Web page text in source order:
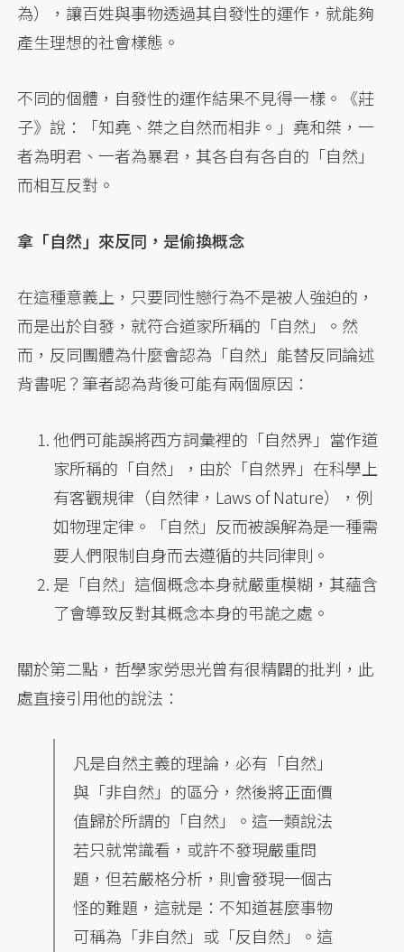
為），讓百姓與事物透過其自發性的運作，就能夠
產生理想的社會樣態。
不同的個體，自發性的運作結果不見得一樣。《莊
子》說：「知堯、桀之自然而相非。」堯和桀，一
者為明君、一者為暴君，其各自有各自的「自然」
而相互反對。
拿「自然」來反同，是偷換概念
在這種意義上，只要同性戀行為不是被人強迫的，
而是出於自發，就符合道家所稱的「自然」。然
而，反同團體為什麼會認為「自然」能替反同論述
背書呢？筆者認為背後可能有兩個原因：
他們可能誤將西方詞彙裡的「自然界」當作道
家所稱的「自然」，由於「自然界」在科學上
有客觀規律（自然律，Laws of Nature），例
如物理定律。「自然」反而被誤解為是一種需
要人們限制自身而去遵循的共同律則。
是「自然」這個概念本身就嚴重模糊，其蘊含
了會導致反對其概念本身的弔詭之處。
關於第二點，哲學家勞思光曾有很精闢的批判，此
處直接引用他的說法：
凡是自然主義的理論，必有「自然」
與「非自然」的區分，然後將正面價
值歸於所謂的「自然」。這一類說法
若只就常識看，或許不發現嚴重問
題，但若嚴格分析，則會發現一個古
怪的難題，這就是：不知道甚麼事物
可稱為「非自然」或「反自然」。這